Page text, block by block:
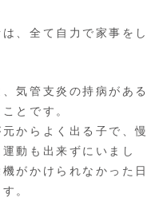
、全て自力で家事をし
気管支炎の持病がある
とです。
からよく出る子で、慢
動も出来ずにいまし
がかけられなかった日
。